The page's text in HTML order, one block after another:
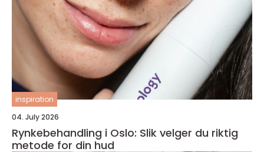
inspiration
04. July 2026
Rynkebehandling i Oslo: Slik velger du riktig
metode for din hud